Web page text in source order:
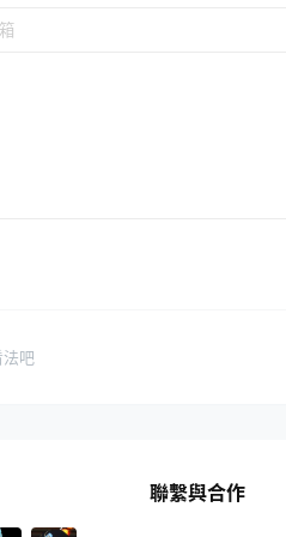
吧
聯繫與合作